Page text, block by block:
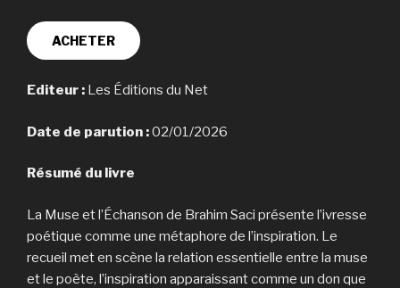
ACHETER
Editeur : Les Éditions du Net
Date de parution :02/01/2026
Résumé du livre
La Muse et l’Échanson de Brahim Saci présente l’ivresse
poétique comme une métaphore de l’inspiration. Le
recueil met en scène la relation essentielle entre la muse
et le poète, l’inspiration apparaissant comme un don que